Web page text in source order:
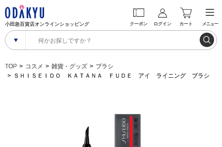
小田急百貨店オンラインショッピング クーポン ログイン カート メニュー
TOP コスメ 雑貨・グッズ
ブラシ
ＳＨＩＳＥＩＤＯ ＫＡＴＡＮＡ ＦＵＤＥ アイ ライニング ブラシ